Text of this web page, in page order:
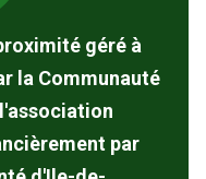
géré à
la Communauté
par